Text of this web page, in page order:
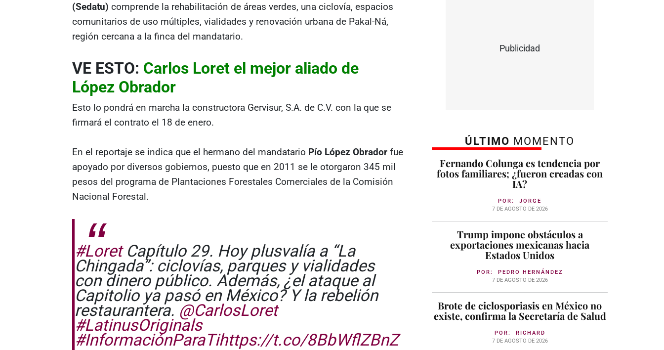
(Sedatu) comprende la rehabilitación de áreas verdes, una ciclovía, espacios
comunitarios de uso múltiples, vialidades y renovación urbana de Pakal-Ná,
región cercana a la finca del mandatario.
VE ESTO: Carlos Loret el mejor aliado de
López Obrador
Esto lo pondrá en marcha la constructora Gervisur, S.A. de C.V. con la que se
firmará el contrato el 18 de enero.
En el reportaje se indica que el hermano del mandatario Pío López Obradorfue
apoyado por diversos gobiernos, puesto que en 2011 se le otorgaron 345 mil
pesos del programa de Plantaciones Forestales Comerciales de la Comisión
Nacional Forestal.
#LoretCapítulo 29. Hoy plusvalía a “La
Chingada”: ciclovías, parques y vialidades
con dinero público. Además, ¿el ataque al
Capitolio ya pasó en México? Y la rebelión
restaurantera. @CarlosLoret
#LatinusOriginals
#InformaciónParaTihttps://t.co/8BbWflZBnZ
Publicidad
ÚLTIMO MOMENTO
Fernando Colunga es tendencia por
fotos familiares; ¿fueron creadas con
IA?
POR: JORGE
7 DE AGOSTO DE 2026
Trump impone obstáculos a
exportaciones mexicanas hacia
Estados Unidos
POR: PEDRO HERNÁNDEZ
7 DE AGOSTO DE 2026
Brote de ciclosporiasis en México no
existe, confirma la Secretaría de Salud
POR: RICHARD
7 DE AGOSTO DE 2026